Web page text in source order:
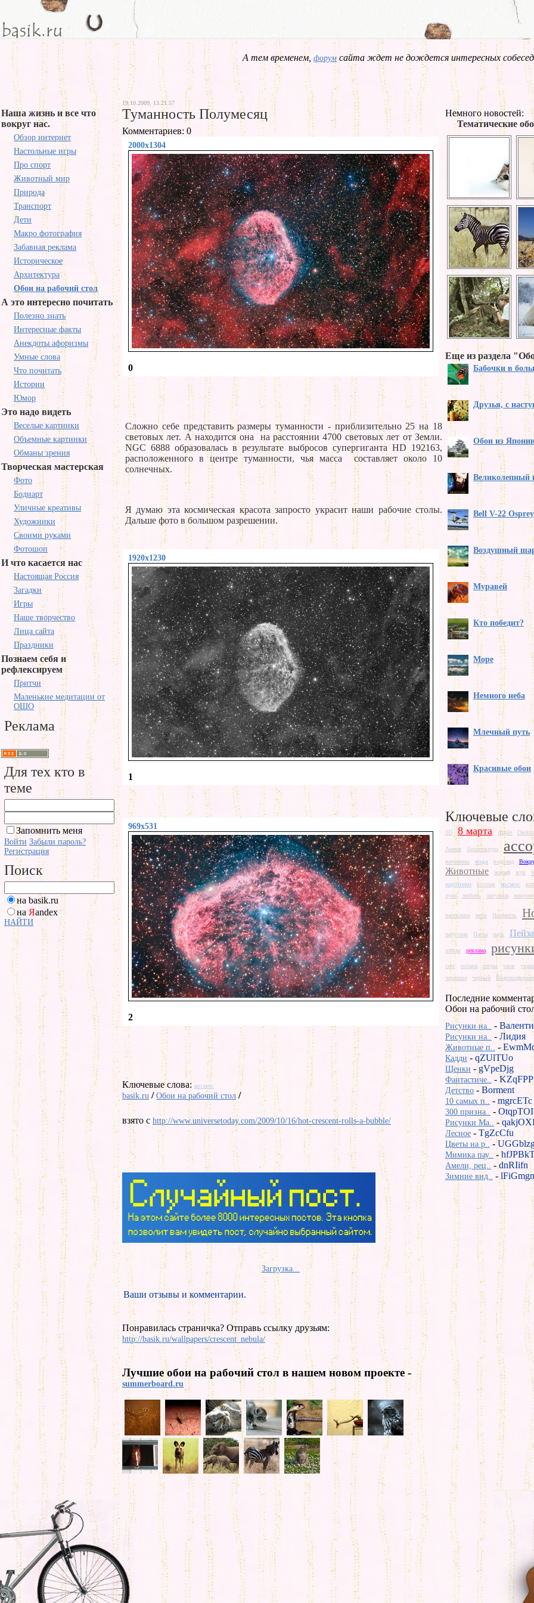
А тем временем, форум сайта ждет не дождется интересных
Наша жизнь и все что
вокруг нас.
Обзор интернет
Настольные игры
Про спорт
Животный мир
Природа
Транспорт
Дети
Макро фотография
Забавная реклама
Историческое
Архитектура
Обои на рабочий стол
А это интересно почитать
Полезно знать
Интересные факты
Анекдоты афоризмы
Умные слова
Что почитать
Истории
Юмор
Это надо видеть
Веселые картинки
Объемные картинки
Обманы зрения
Творческая мастерская
Фото
Бодиарт
Уличные креативы
Художники
Своими руками
Фотошоп
И что касается нас
Настоящая Россия
Загадки
Игры
Наше творчество
Лица сайта
Праздники
Познаем себя и
рефлексируем
Притчи
Маленькие медитации от
ОШО
Реклама
Для тех кто в
теме
Запомнить меня
Войти Забыли пароль?
Регистрация
Поиск
на basik.ru
на Яandex
НАЙТИ
19.10.2009, 13.21.57
Туманность Полумесяц
Комментариев: 0
2000x1304
0
Сложно себе представить размеры туманности - приблизительно 25 на 18
световых лет. А находится она на расстоянии 4700 световых лет от Земли.
NGC 6888 образовалась в результате выбросов супергиганта HD 192163,
расположенного в центре туманности, чья масса составляет около 10
солнечных.
Я думаю эта космическая красота запросто украсит наши рабочие столы.
Дальше фото в большом разрешении.
1920x1230
1
969x531
2
Ключевые слова: космос
basik.ru / Обои на рабочий стол/
взято с http://www.universetoday.com/2009/10/16/hot-crescent-rolls-a-bubble/
Загрузка...
Ваши отзывы и комментарии.
Понравилась страничка? Отправь ссылку друзьям:
http://basik.ru/wallpapers/crescent_nebula/
Лучшие обои на рабочий стол в нашем новом проекте -
summerboard.ru
Немного новостей:
Тематические
Еще из раздела
Бабочки в
Друзья, с
Обои из
Великолепный
Bell V-22
Воздушный
Муравей
Кто победит?
Море
Немного неба
Млечный путь
Красивые обои
Ключевые
3D 8 марта Apple
Аниме Архитектура
витамины вода водопад
Животные жираф жук
картинки коллаж космос
луна
любовь лягушки
насекомое небо Нежность
парусник Пасха паук
птицы реклама
снег собаки тигры ужас
черепаха
черный
Последние
Обои на рабочий
Рисунки на.. - Валенти
Рисунки на.. - Лидия
Животные п.. -
Кадди - qZUlTUo
Щенки -gVpeDjg
Фантастиче.. -
Детство -Borment
10 самых п.. - mgrcETc
300 призна.. -OtqpTOI
Рисунки Ma.. -
Лесное - TgZcCfu
Цветы на р.. -
Мимика пау.. -
Амели, рец.. -dnRIifn
Зимние вид.. -